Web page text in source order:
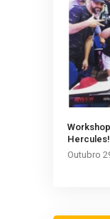
Hercules!
Outubro